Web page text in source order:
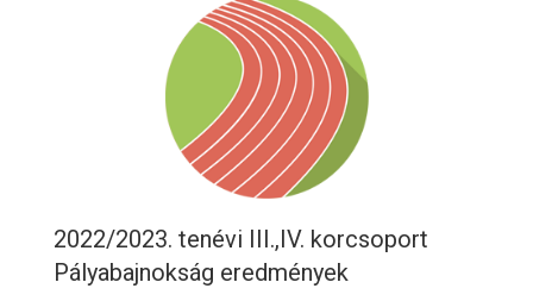
2022/2023. tenévi III.,IV. korcsoport
Pályabajnokság eredmények